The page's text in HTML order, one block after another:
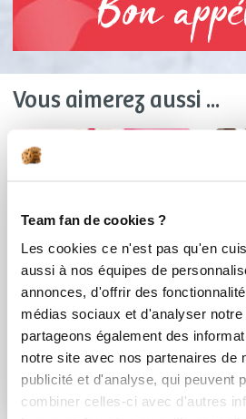
Team fan de cookies ?
Les cookies ce n'est pas qu'en
aussi à nos équipes de
annonces, d'offrir des
médias sociaux et d'analyser
partageons également des
notre site avec nos partenaires de
publicité et d'analyse, qui peuvent
combiner celles-ci avec d'autres
Bon
Vous aimerez aussi ...
Chef Ulric Durnez
Chef Guy Demarle
Mignon de porc au